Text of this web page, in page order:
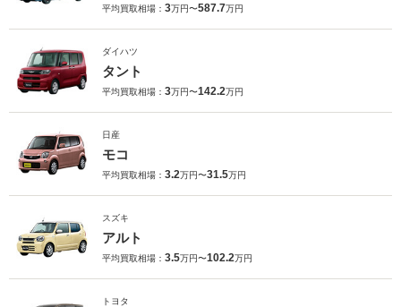
平均買取相場： 3万円〜587.7万円
ダイハツ
タント
平均買取相場： 3万円〜142.2万円
日産
モコ
平均買取相場： 3.2万円〜31.5万円
スズキ
アルト
平均買取相場： 3.5万円〜102.2万円
トヨタ